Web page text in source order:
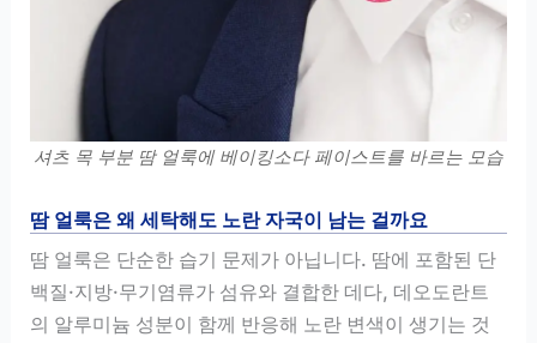
셔츠 목 부분 땀 얼룩에 베이킹소다 페이스트를 바르는 모습
땀 얼룩은 왜 세탁해도 노란 자국이 남는 걸까요
땀 얼룩은 단순한 습기 문제가 아닙니다. 땀에 포함된 단
백질·지방·무기염류가 섬유와 결합한 데다, 데오도란트
의 알루미늄 성분이 함께 반응해 노란 변색이 생기는 것